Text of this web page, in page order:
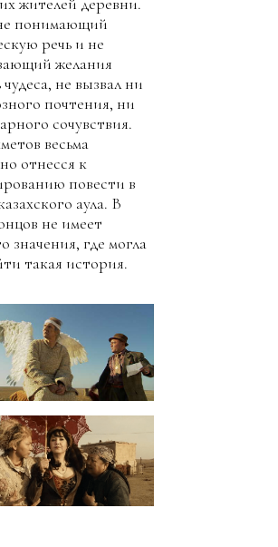
понимающий
речь и не
желания
не вызвал ни
почтения, ни
сочувствия.
весьма
отнесся к
повести в
аула. В
не имеет
значения, где могла
такая история.